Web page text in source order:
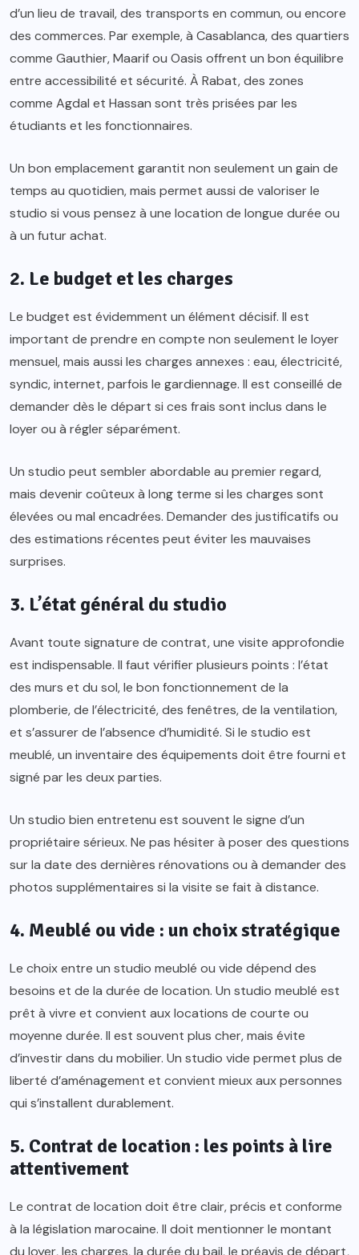
d’un lieu de travail, des transports en commun, ou encore
des commerces. Par exemple, à Casablanca, des quartiers
comme Gauthier, Maarif ou Oasis offrent un bon équilibre
entre accessibilité et sécurité. À Rabat, des zones
comme Agdal et Hassan sont très prisées par les
étudiants et les fonctionnaires.
Un bon emplacement garantit non seulement un gain de
temps au quotidien, mais permet aussi de valoriser le
studio si vous pensez à une location de longue durée ou
à un futur achat.
2. Le budget et les charges
Le budget est évidemment un élément décisif. Il est
important de prendre en compte non seulement le loyer
mensuel, mais aussi les charges annexes : eau, électricité,
syndic, internet, parfois le gardiennage. Il est conseillé de
demander dès le départ si ces frais sont inclus dans le
loyer ou à régler séparément.
Un studio peut sembler abordable au premier regard,
mais devenir coûteux à long terme si les charges sont
élevées ou mal encadrées. Demander des justificatifs ou
des estimations récentes peut éviter les mauvaises
surprises.
3. L’état général du studio
Avant toute signature de contrat, une visite approfondie
est indispensable. Il faut vérifier plusieurs points : l’état
des murs et du sol, le bon fonctionnement de la
plomberie, de l’électricité, des fenêtres, de la ventilation,
et s’assurer de l’absence d’humidité. Si le studio est
meublé, un inventaire des équipements doit être fourni et
signé par les deux parties.
Un studio bien entretenu est souvent le signe d’un
propriétaire sérieux. Ne pas hésiter à poser des questions
sur la date des dernières rénovations ou à demander des
photos supplémentaires si la visite se fait à distance.
4. Meublé ou vide : un choix stratégique
Le choix entre un studio meublé ou vide dépend des
besoins et de la durée de location. Un studio meublé est
prêt à vivre et convient aux locations de courte ou
moyenne durée. Il est souvent plus cher, mais évite
d’investir dans du mobilier. Un studio vide permet plus de
liberté d’aménagement et convient mieux aux personnes
qui s’installent durablement.
5. Contrat de location : les points à lire
attentivement
Le contrat de location doit être clair, précis et conforme
à la législation marocaine. Il doit mentionner le montant
du loyer, les charges, la durée du bail, le préavis de départ,